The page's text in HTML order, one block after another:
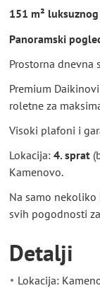
151 m²
Panoramski
Prostorna dnevna
Premium
roletne za
Visoki plafoni i
Lokacija: 4. sprat
Kamenovo.
Na samo nekoliko
svih pogodnosti
Detalji
Lokacija: